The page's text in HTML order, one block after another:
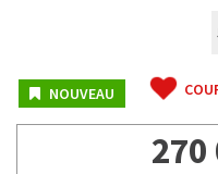
NOUVEAU
270